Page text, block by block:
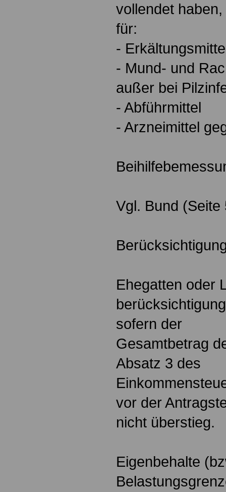
vollendet
für:
-
- Mund- und
außer bei
- Abführmittel
- Arzneimittel
Vgl. Bund (Seite
Ehegatten oder
sofern der
Gesamtbetrag
Absatz 3 des
vor der
nicht überstieg.
Eigenbehalte